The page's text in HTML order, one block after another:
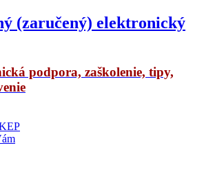
(zaručený) elektronický
podpora, zaškolenie, tipy,